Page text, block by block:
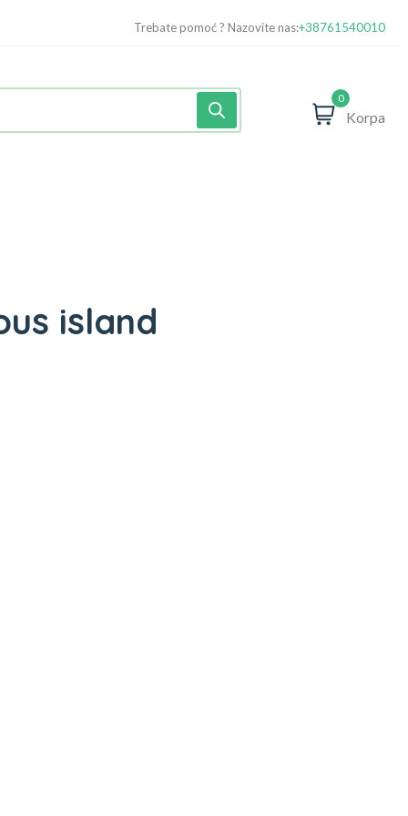
Trebate pomoć ? Nazovite nas:+38761540010
0
Korpa
island